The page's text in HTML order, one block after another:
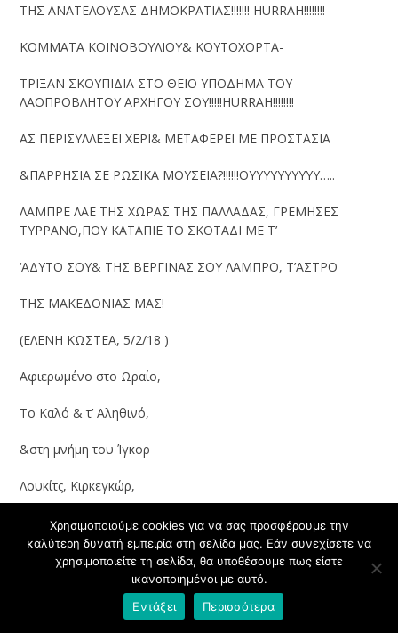
ΤΗΣ ΑΝΑΤΕΛΟΥΣΑΣ ΔΗΜΟΚΡΑΤΙΑΣ!!!!!!! HURRAH!!!!!!!!
ΚΟΜΜΑΤΑ ΚΟΙΝΟΒΟΥΛΙΟΥ& ΚΟΥΤΟΧΟΡΤΑ-
ΤΡΙΞΑΝ ΣΚΟΥΠΙΔΙΑ ΣΤΟ ΘΕΙΟ ΥΠΟΔΗΜΑ ΤΟΥ
ΛΑΟΠΡΟΒΛΗΤΟΥ ΑΡΧΗΓΟΥ ΣΟΥ!!!!!HURRAH!!!!!!!!
ΑΣ ΠΕΡΙΣΥΛΛΕΞΕΙ ΧΕΡΙ& ΜΕΤΑΦΕΡΕΙ ΜΕ ΠΡΟΣΤΑΣΙΑ
&ΠΑΡΡΗΣΙΑ ΣΕ ΡΩΣΙΚΑ ΜΟΥΣΕΙΑ?!!!!!!ΟΥΥΥΥΥΥΥΥΥΥ…..
ΛΑΜΠΡΕ ΛΑΕ ΤΗΣ ΧΩΡΑΣ ΤΗΣ ΠΑΛΛΑΔΑΣ, ΓΡΕΜΗΣΕΣ
ΤΥΡΡΑΝΟ,ΠΟΥ ΚΑΤΑΠΙΕ ΤΟ ΣΚΟΤΑΔΙ ΜΕ Τ’
‘ΑΔΥΤΟ ΣΟΥ& ΤΗΣ ΒΕΡΓΙΝΑΣ ΣΟΥ ΛΑΜΠΡΟ, Τ’ΑΣΤΡΟ
ΤΗΣ ΜΑΚΕΔΟΝΙΑΣ ΜΑΣ!
(ΕΛΕΝΗ ΚΩΣΤΕΑ, 5/2/18 )
Αφιερωμένο στο Ωραίο,
Το Καλό & τ’ Αληθινό,
&στη μνήμη του Ίγκορ
Λουκίτς, Κιρκεγκώρ,
Βυσότσκι& στονDidimou
&Mikιs Theodorakis
Χρησιμοποιούμε cookies για να σας προσφέρουμε την
καλύτερη δυνατή εμπειρία στη σελίδα μας. Εάν συνεχίσετε να
χρησιμοποιείτε τη σελίδα, θα υποθέσουμε πως είστε
ικανοποιημένοι με αυτό.
Εντάξει
Περισσότερα